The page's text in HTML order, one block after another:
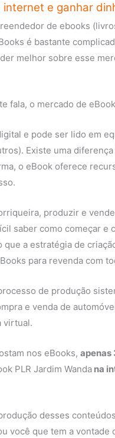
e ganhar
de ebooks
é bastante
melhor sobre esse
fala, o mercado de
e pode ser lido em
Existe uma
o eBook oferece
produzir e
saber como começar
que a estratégia de
para revenda com
de produção
e venda de
virtual.
nos eBooks, apenas
PLR Jardim Wanda na
desses
você que tem a